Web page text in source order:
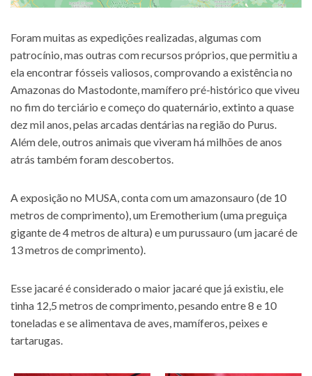
Foram muitas as expedições realizadas, algumas com
patrocínio, mas outras com recursos próprios, que permitiu a
ela encontrar fósseis valiosos, comprovando a existência no
Amazonas do Mastodonte, mamífero pré-histórico que viveu
no fim do terciário e começo do quaternário, extinto a quase
dez mil anos, pelas arcadas dentárias na região do Purus.
Além dele, outros animais que viveram há milhões de anos
atrás também foram descobertos.
A exposição no MUSA, conta com um amazonsauro (de 10
metros de comprimento), um Eremotherium (uma preguiça
gigante de 4 metros de altura) e um purussauro (um jacaré de
13 metros de comprimento).
Esse jacaré é considerado o maior jacaré que já existiu, ele
tinha 12,5 metros de comprimento, pesando entre 8 e 10
toneladas e se alimentava de aves, mamíferos, peixes e
tartarugas.